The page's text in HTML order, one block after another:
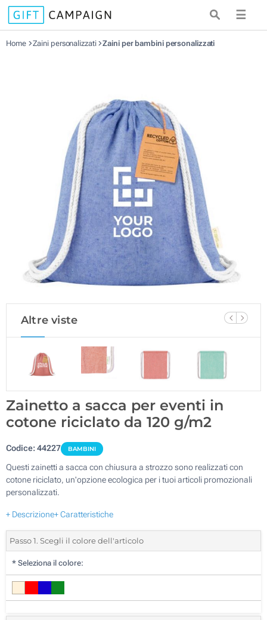
☰
Home Zaini personalizzati Zaini per bambini personalizzati
Altre viste
Zainetto a sacca per eventi in
cotone riciclato da 120 g/m2
Codice:44227 BAMBINI
Questi zainetti a sacca con chiusura a strozzo sono realizzati con
cotone riciclato, un'opzione ecologica per i tuoi articoli promozionali
personalizzati.
+ Descrizione+ Caratteristiche
Passo 1. Scegli il colore dell'articolo
* Seleziona il colore: